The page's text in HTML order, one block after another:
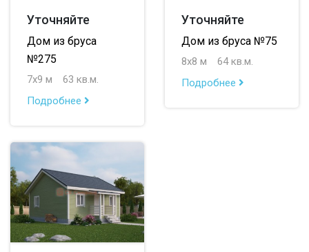
Уточняйте
Дом из бруса
№275
7х9 м
63 кв.м.
Подробнее
Уточняйте
Дом из бруса №75
8х8 м
64 кв.м.
Подробнее